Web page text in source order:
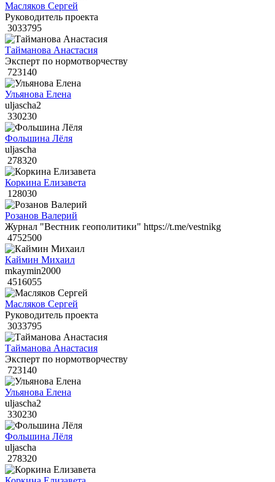
Масляков Сергей
Руководитель проекта
3033795
Тайманова Анастасия
Эксперт по нормотворчеству
723140
Ульянова Елена
uljascha2
330230
Фольшина Лёля
uljascha
278320
Коркина Елизавета
128030
Розанов Валерий
Журнал "Вестник геополитики" https://t.me/vestnikg
4752500
Каймин Михаил
mkaymin2000
4516055
Масляков Сергей
Руководитель проекта
3033795
Тайманова Анастасия
Эксперт по нормотворчеству
723140
Ульянова Елена
uljascha2
330230
Фольшина Лёля
uljascha
278320